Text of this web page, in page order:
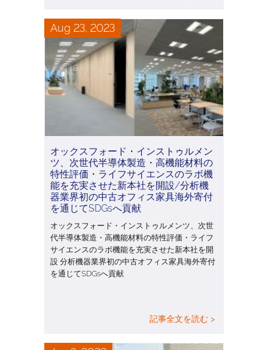
Aug 23, 2023
オックスフォード・インストゥルメン
ツ、次世代半導体製造・高機能材料の
特性評価・ライフサイエンスのラボ機
能を充実させた新本社を開設/分析機
器業界初の中古オフィス家具海外寄付
を通じてSDGsへ貢献
オックスフォード・インストゥルメンツ、次世
代半導体製造・高機能材料の特性評価・ライフ
サイエンスのラボ機能を充実させた新本社を開
設 分析機器業界初の中古オフィス家具海外寄付
を通じてSDGsへ貢献
記事全文を読む >